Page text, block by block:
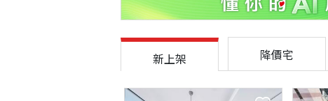
新上架 降價宅